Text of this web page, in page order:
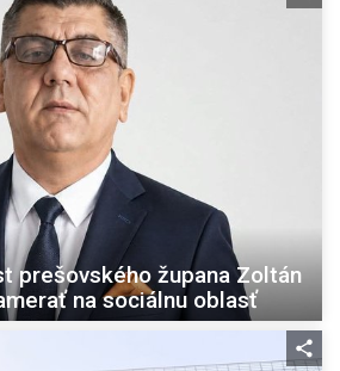
prešovského župana Zoltán
na sociálnu oblasť